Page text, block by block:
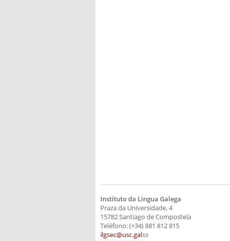
Instituto da Lingua Galega
Praza da Universidade, 4
15782 Santiago de Compostela
Teléfono: (+34) 881 812 815
ilgsec@usc.gal(link sends e-mail)